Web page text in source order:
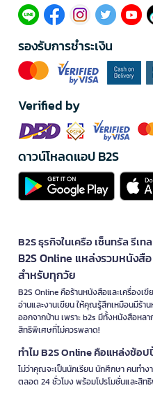
รองรับการชำระเงิน
Verified by
ดาวน์โหลดแอป B2S
B2S ธุรกิจในเครือ เซ็นทรัล รีเ
B2S Online แหล่งรวมหนังสื
สำหรับทุกวัย
B2S Online คือร้านหนังสือและเครื่องเ
อ่านและงานเขียน ให้คุณรู้สึกเหมือนมีร้า
ออกจากบ้าน เพราะ b2s มีทั้งหนังสือห
สิทธิพิเศษที่ไม่ควรพลาด!
ทำไม B2S Online คือแหล่งช้อ
ไม่ว่าคุณจะเป็นนักเรียน นักศึกษา คนท
ตลอด 24 ชั่วโมง พร้อมโปรโมชั่นและสิท